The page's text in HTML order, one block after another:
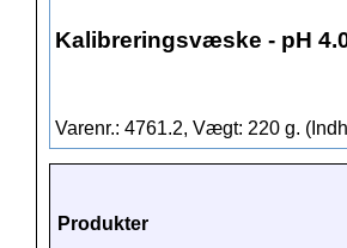
Kalibreringsvæske - pH
Varenr.: 4761.2, Vægt: 220 g.
Produkter